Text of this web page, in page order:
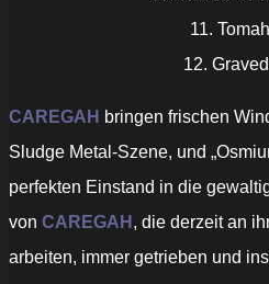
11.
12.
CAREGAH bringen frischen
Sludge Metal-Szene, und
perfekten Einstand in die
von CAREGAH , die derzeit an
arbeiten, immer getrieben und